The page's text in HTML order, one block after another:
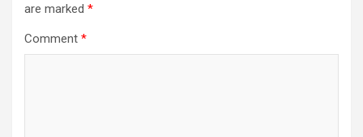
are marked *
Comment *